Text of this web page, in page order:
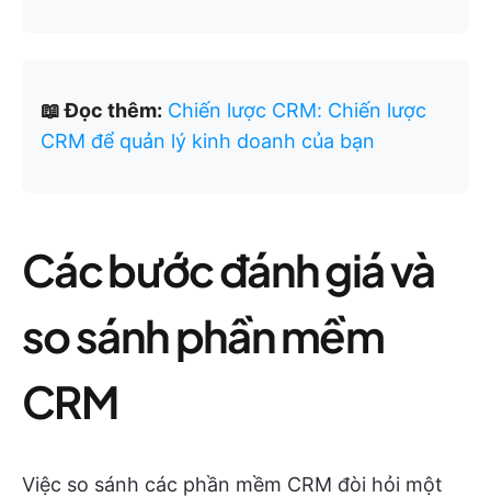
📖 Đọc thêm: Chiến lược CRM: Chiến lược
CRM để quản lý kinh doanh của bạn
Các bước đánh giá và
so sánh phần mềm
CRM
Việc so sánh các phần mềm CRM đòi hỏi một